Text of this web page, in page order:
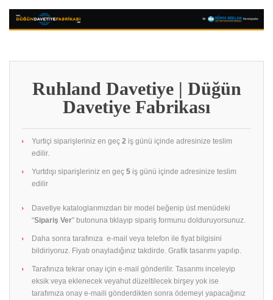
Ruhland Davetiye | Düğün
Davetiye Fabrikası
Yurtiçi siparişleriniz en geç 2 iş günü içinde adresinize teslim
edilir.
Yurtdışı siparişleriniz en geç 5 iş günü içinde adresinize teslim
edilir
Davetiye kataloglarımızdan bir model beğenip üst menüdeki
“Sipariş Ver” butonuna tıklayıp sipariş formunu dolduruyorsunuz.
Daha sonra tarafınıza e-mail veya telefon ile fiyat bilgisini
bildiriyoruz. Fiyatı onayladığınız takdirde. Grafik tasarımı yapılıp.
Tarafınıza tekrar onay için e-mail gönderilir. Tasarımı inceleyip
eksik veya eklenecek veyahut düzeltilecek birşey yok ise
tarafımıza onay e-maili gönderdikten sonra ödemeyi yapacağınız